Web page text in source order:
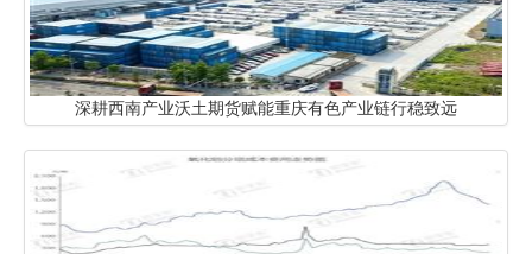
深耕西南产业沃土期货赋能重庆有色产业链行稳致远